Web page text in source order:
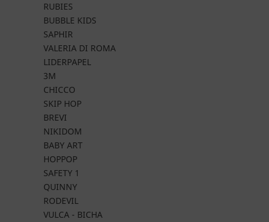
RUBIES
BUBBLE KIDS
SAPHIR
VALERIA DI ROMA
LIDERPAPEL
3M
CHICCO
SKIP HOP
BREVI
NIKIDOM
BABY ART
HOPPOP
SAFETY 1
QUINNY
RODEVIL
VULCA - BICHA